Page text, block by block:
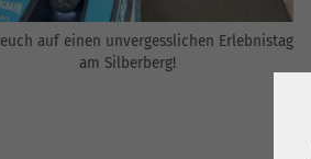
auf einen unvergesslichen Erlebnistag
am Silberberg!